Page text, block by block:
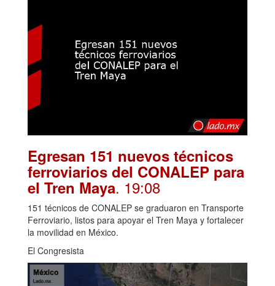
Egresan 151 nuevos técnicos
ferroviarios del CONALEP para
el Tren Maya. 19:08
151 técnicos de CONALEP se graduaron en Transporte
Ferroviario, listos para apoyar el Tren Maya y fortalecer
la movilidad en México.
El Congresista